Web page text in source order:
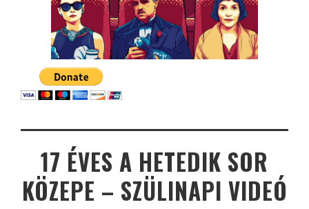
17 ÉVES A HETEDIK SOR
KÖZEPE – SZÜLINAPI VIDEÓ